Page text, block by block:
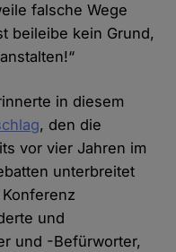
falsche Wege
beileibe kein Grund,
in diesem
, den die
vor vier Jahren im
unterbreitet
und
und -Befürworter,